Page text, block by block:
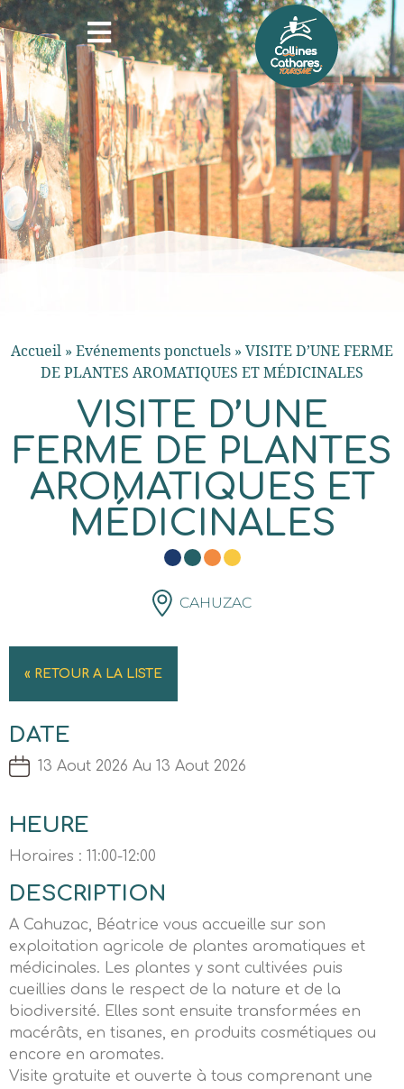
Accueil » Evénements ponctuels » VISITE D’UNE FERME
DE PLANTES AROMATIQUES ET MÉDICINALES
VISITE D’UNE
FERME DE PLANTES
AROMATIQUES ET
MÉDICINALES
CAHUZAC
« RETOUR A LA LISTE
DATE
13 Aout 2026 Au 13 Aout 2026
HEURE
Horaires : 11:00-12:00
DESCRIPTION
A Cahuzac, Béatrice vous accueille sur son
exploitation agricole de plantes aromatiques et
médicinales. Les plantes y sont cultivées puis
cueillies dans le respect de la nature et de la
biodiversité. Elles sont ensuite transformées en
macérâts, en tisanes, en produits cosmétiques ou
encore en aromates.
Visite gratuite et ouverte à tous comprenant une